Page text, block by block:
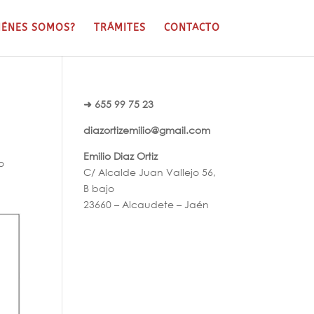
SOMOS? TRÁMITES CONTACTO
➜ 655 99 75 23
diazortizemilio@gmail.com
Emilio Diaz Ortiz
C/ Alcalde Juan Vallejo 56,
B bajo
23660 – Alcaudete – Jaén